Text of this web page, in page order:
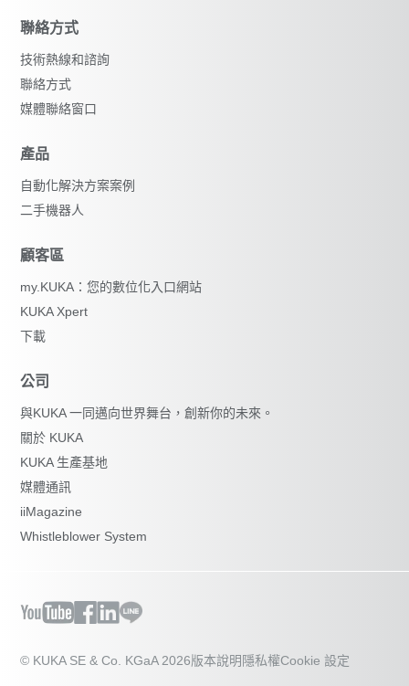
聯絡方式
技術熱線和諮詢
聯絡方式
媒體聯絡窗口
產品
自動化解決方案案例
二手機器人
顧客區
my.KUKA：您的數位化入口網站
KUKA Xpert
下載
公司
與KUKA 一同邁向世界舞台，創新你的未來。
關於 KUKA
KUKA 生產基地
媒體通訊
iiMagazine
Whistleblower System
© KUKA SE & Co. KGaA 2026版本說明 隱私權Cookie 設定